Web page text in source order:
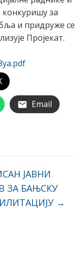
конкуришу за
и придруже се
Пројекат.
Email
ЈАВНИ
ЗА БАЊСКУ
→